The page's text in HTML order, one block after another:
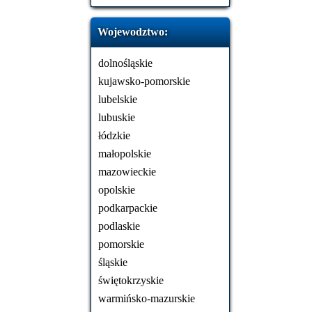
Wojewodztwo:
dolnośląskie
kujawsko-pomorskie
lubelskie
lubuskie
łódzkie
małopolskie
mazowieckie
opolskie
podkarpackie
podlaskie
pomorskie
śląskie
świętokrzyskie
warmińsko-mazurskie